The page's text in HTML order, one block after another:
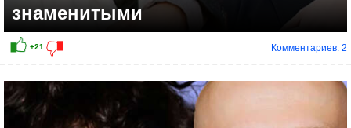
знаменитыми
Комментариев: 2